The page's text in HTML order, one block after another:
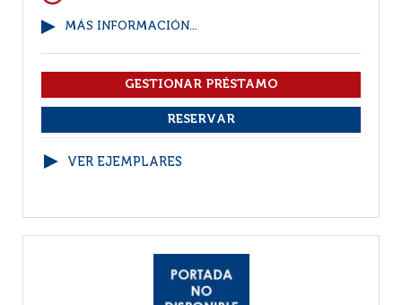
MÁS INFORMACIÓN...
VER EJEMPLARES